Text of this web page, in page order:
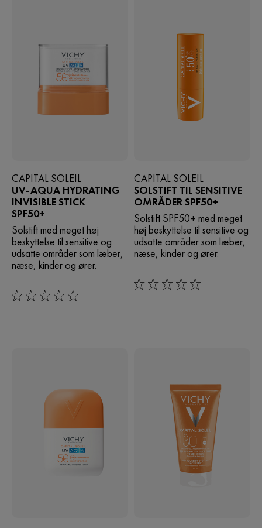
CAPITAL SOLEIL
UV-AQUA HYDRATING
INVISIBLE STICK
SPF50+
Solstift med meget høj
beskyttelse til sensitive og
udsatte områder som læber,
næse, kinder og ører.
0/5
CAPITAL SOLEIL
SOLSTIFT TIL SENSITIVE
OMRÅDER SPF50+
Solstift SPF50+ med meget
høj beskyttelse til sensitive og
udsatte områder som læber,
næse, kinder og ører.
0/5